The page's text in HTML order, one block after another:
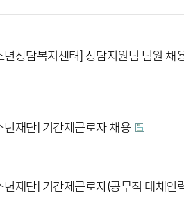
년상담복지센터] 상담지원팀 팀원 채
년재단] 기간제근로자 채용
년재단] 기간제근로자(공무직 대체인